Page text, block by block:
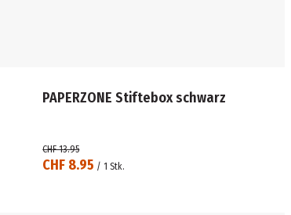
PAPERZONE Stiftebox schwarz
CHF 8.95 / 1 Stk.
CHF 13.95